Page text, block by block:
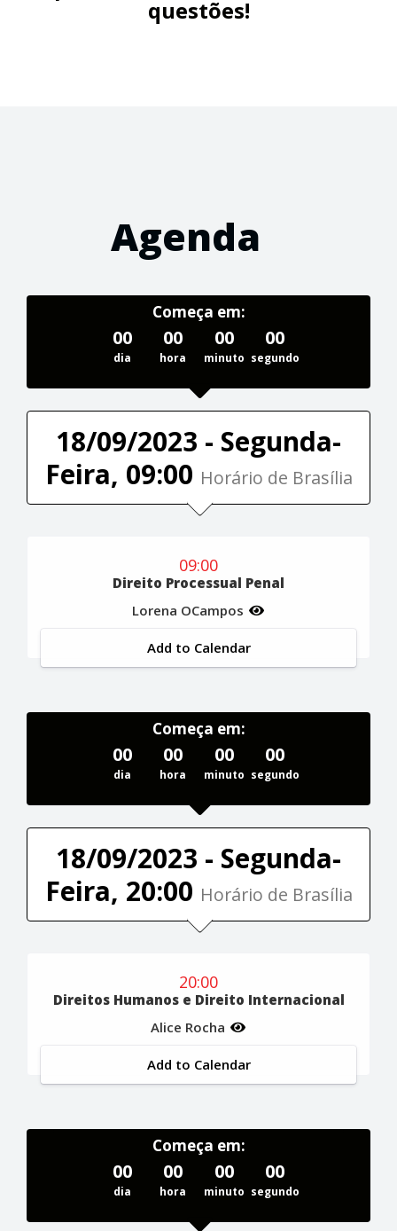
questões!
Agenda
Começa em:
00
dia
00
hora
00
minuto
00
segundo
18/09/2023 - Segunda-
Feira, 09:00 Horário de Brasília
09:00
Direito Processual Penal
Lorena OCampos
Add to Calendar
Começa em:
00
dia
00
hora
00
minuto
00
segundo
18/09/2023 - Segunda-
Feira, 20:00 Horário de Brasília
20:00
Direitos Humanos e Direito Internacional
Alice Rocha
Add to Calendar
Começa em:
00
dia
00
hora
00
minuto
00
segundo